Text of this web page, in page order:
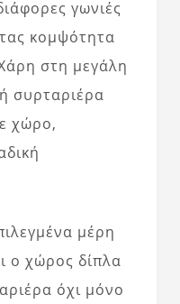
γωνιές
κομψότητα
στη μεγάλη
συρταριέρα
χώρο,
μέρη
ο χώρος δίπλα
όχι μόνο